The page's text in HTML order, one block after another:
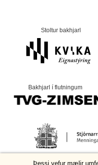
Stoltur bakhjarl
Bakhjarl í flutningum
Þessi vefur mælir